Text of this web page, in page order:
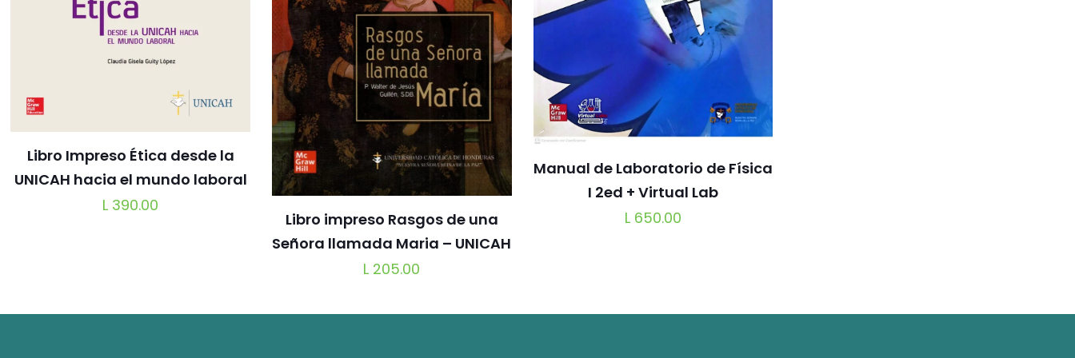
Libro Impreso Ética desde la
UNICAH hacia el mundo laboral
L 390.00
Libro impreso Rasgos de una
Señora llamada Maria – UNICAH
L 205.00
Manual de Laboratorio de Física
I 2ed + Virtual Lab
L650.00